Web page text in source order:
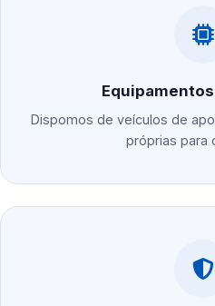
Dispomos de veículos de
próprias para